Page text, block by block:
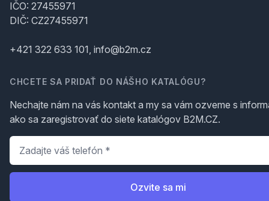
IČO: 27455971
DIČ: CZ27455971
+421 322 633 101, info@b2m.cz
CHCETE SA PRIDAŤ DO NÁŠHO KATALÓGU?
Nechajte nám na vás kontakt a my sa vám ozveme s
ako sa zaregistrovať do siete katalógov B2M.CZ.
Telefón
Ozvite sa mi